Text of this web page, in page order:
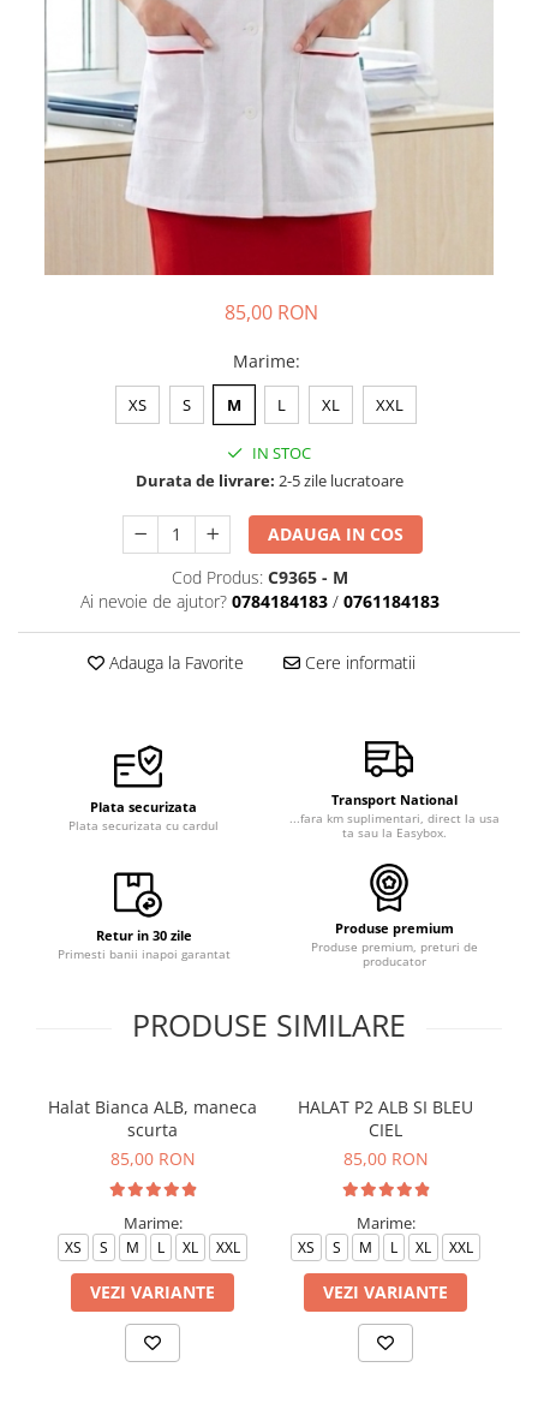
Halate medicale albe
Fuste, Sarafane
Sarafane Mira
Fuste medicale
Sarafane medicale
Veste, Jachete
Halate medicale polar - unisex
Sorturi restaurante
Tricouri de lucru
Saboti medicali
ACCESORII
Noutati
85,00 RON
Marime:
XS S M L XL XXL
IN STOC
Durata de livrare: 2-5 zile lucratoare
ADAUGA IN COS
Cod Produs: C9365 - M
Ai nevoie de ajutor? 0784184183 / 0761184183
Adauga la Favorite Cere informatii
Plata securizata
Plata securizata cu cardul
Transport National
...fara km suplimentari, direct la usa
ta sau la Easybox.
Retur in 30 zile
Primesti banii inapoi garantat
Produse premium
Produse premium, preturi de
producator
PRODUSE SIMILARE
Halat Bianca ALB, maneca
scurta
85,00 RON
Marime:
XS S M L XL XXL
VEZI VARIANTE
HALAT P2 ALB SI BLEU
CIEL
85,00 RON
Marime:
XS S M L XL XXL
VEZI VARIANTE